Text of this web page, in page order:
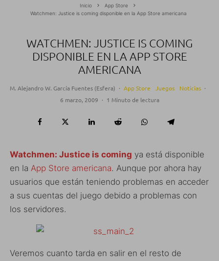
Inicio
App Store
Watchmen: Justice is coming disponible en la App Store americana
WATCHMEN: JUSTICE IS COMING
DISPONIBLE EN LA APP STORE
AMERICANA
M. Alejandro W. García Fuentes (Esfera) · App Store Juegos Noticias ·
6 marzo, 2009 · 1 Minuto de lectura
Watchmen: Justice is coming ya está disponible
en la App Store americana. Aunque por ahora hay
usuarios que están teniendo problemas en acceder
a sus cuentas del juego debido a problemas con
los servidores.
Veremos cuanto tarda en salir en el resto de